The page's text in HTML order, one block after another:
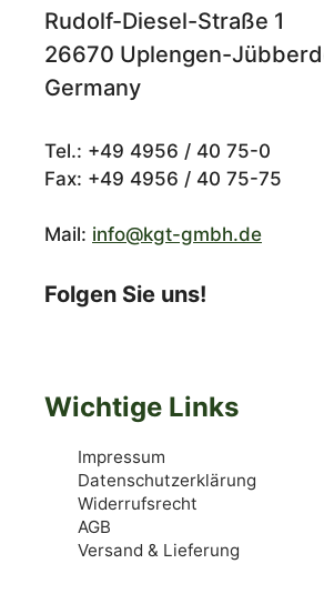
Rudolf-Diesel-Straße 1
26670 Uplengen-
Germany
Tel.: +49 4956 / 40 75-0
Fax: +49 4956 / 40 75-75
Mail: info@kgt-gmbh.de
Folgen Sie uns!
Wichtige Links
Impressum
Datenschutzerklärung
Widerrufsrecht
AGB
Versand & Lieferung